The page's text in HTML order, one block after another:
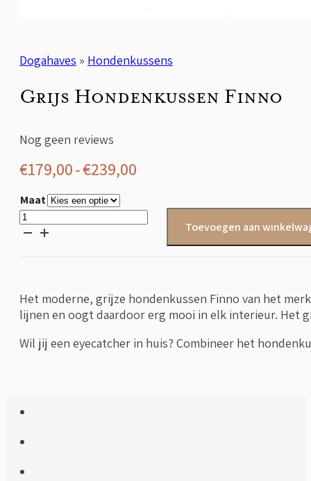
Dogahaves » Hondenkussens
Grijs Hondenkussen Finno
Nog geen reviews
€179,00-€239,00
tot
€239,00
Maat
Grijs
Hondenkussen
Toevoegen aan
Het moderne, grijze hondenkussen Finno van het
lijnen en oogt daardoor erg mooi in elk interieur. Het
Wil jij een eyecatcher in huis? Combineer het